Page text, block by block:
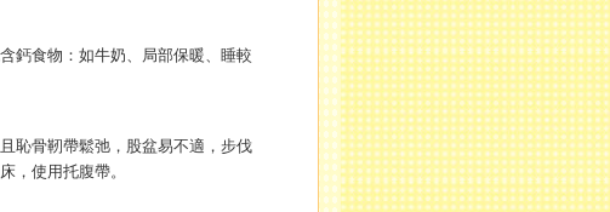
鈣食物：如牛奶、局部保暖、睡較
恥骨靭帶鬆弛，股盆易不適，步伐
使用托腹帶。